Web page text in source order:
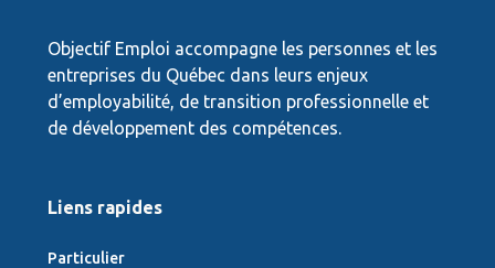
Objectif Emploi accompagne les personnes et les
entreprises du Québec dans leurs enjeux
d’employabilité, de transition professionnelle et
de développement des compétences.
Liens rapides
Particulier